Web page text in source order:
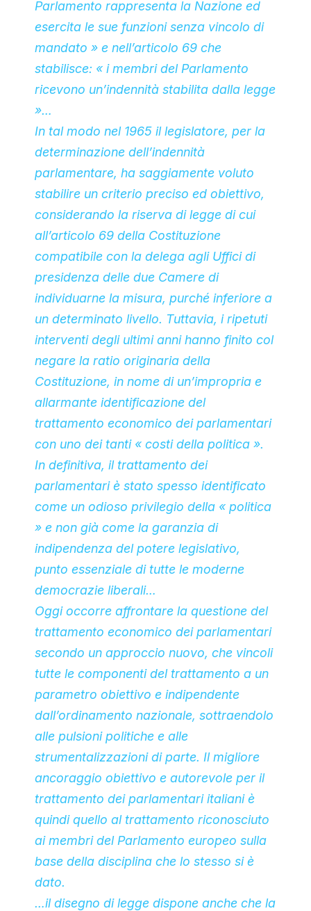
Parlamento rappresenta la Nazione ed
esercita le sue funzioni senza vincolo di
mandato » e nell’articolo 69 che
stabilisce: « i membri del Parlamento
ricevono un’indennità stabilita dalla legge
»…
In tal modo nel 1965 il legislatore, per la
determinazione dell’indennità
parlamentare, ha saggiamente voluto
stabilire un criterio preciso ed obiettivo,
considerando la riserva di legge di cui
all’articolo 69 della Costituzione
compatibile con la delega agli Uffici di
presidenza delle due Camere di
individuarne la misura, purché inferiore a
un determinato livello. Tuttavia, i ripetuti
interventi degli ultimi anni hanno finito col
negare la ratio originaria della
Costituzione, in nome di un’impropria e
allarmante identificazione del
trattamento economico dei parlamentari
con uno dei tanti « costi della politica ».
In definitiva, il trattamento dei
parlamentari è stato spesso identificato
come un odioso privilegio della « politica
» e non già come la garanzia di
indipendenza del potere legislativo,
punto essenziale di tutte le moderne
democrazie liberali…
Oggi occorre affrontare la questione del
trattamento economico dei parlamentari
secondo un approccio nuovo, che vincoli
tutte le componenti del trattamento a un
parametro obiettivo e indipendente
dall’ordinamento nazionale, sottraendolo
alle pulsioni politiche e alle
strumentalizzazioni di parte. Il migliore
ancoraggio obiettivo e autorevole per il
trattamento dei parlamentari italiani è
quindi quello al trattamento riconosciuto
ai membri del Parlamento europeo sulla
base della disciplina che lo stesso si è
dato.
…il disegno di legge dispone anche che la